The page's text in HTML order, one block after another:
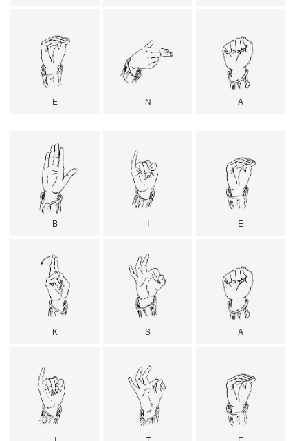
E N A
B I E
K S A